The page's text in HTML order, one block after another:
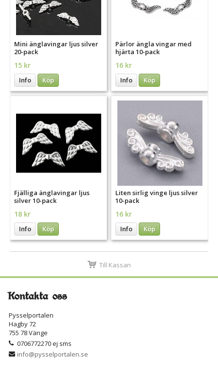
Mini änglavingar ljus silver
20-pack
15 kr
Info Köp
Pärlor ängla vingar med
hjärta 10-pack
16 kr
Info Köp
Fjälliga änglavingar ljus
silver 10-pack
18 kr
Info Köp
Liten sirlig vinge ljus silver
10-pack
16 kr
Info Köp
Till Kassan
Kontakta oss
Pysselportalen
Hagby 72
755 78 Vänge
0706772270 ej sms
info@pysselportalen.se